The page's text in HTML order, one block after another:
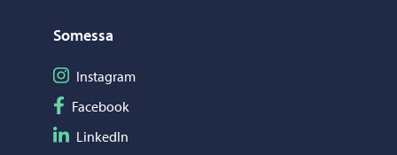
Somessa
Seuraa Instagram
Instagram
Seuraa Facebook
Facebook
Seuraa LinkedIn
LinkedIn